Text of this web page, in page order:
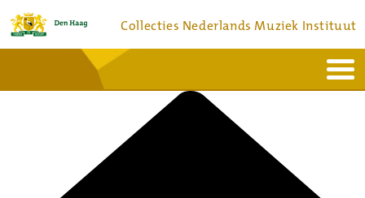
Collecties Nederlands Muziek Instituut
Bronnen en collecties